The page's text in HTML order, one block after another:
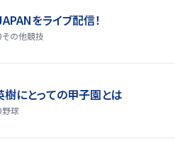
をライブ配信！
その他競技
樹にとっての甲子園とは
野球